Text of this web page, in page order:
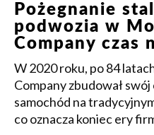
Pożegnanie
podwozia w
Company czas
W 2020 roku, po 84
Company zbudował
samochód na
co oznacza koniec ery